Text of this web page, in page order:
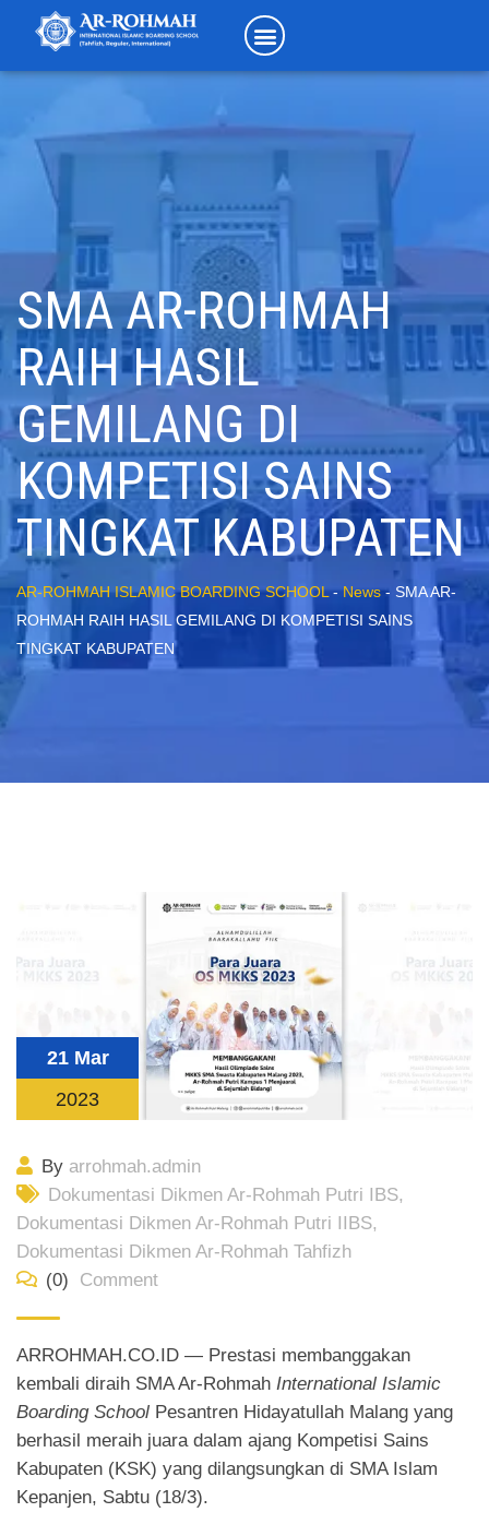
SMA AR-ROHMAH
RAIH HASIL
GEMILANG DI
KOMPETISI SAINS
TINGKAT KABUPATEN
AR-ROHMAH ISLAMIC BOARDING SCHOOL-News- SMA AR-
ROHMAH RAIH HASIL GEMILANG DI KOMPETISI SAINS
TINGKAT KABUPATEN
21 Mar
2023
By arrohmah.admin
Dokumentasi Dikmen Ar-Rohmah Putri IBS,
Dokumentasi Dikmen Ar-Rohmah Putri IIBS,
Dokumentasi Dikmen Ar-Rohmah Tahfizh
(0)
Comment
ARROHMAH.CO.ID — Prestasi membanggakan
kembali diraih SMA Ar-Rohmah International Islamic
Boarding School Pesantren Hidayatullah Malang yang
berhasil meraih juara dalam ajang Kompetisi Sains
Kabupaten (KSK) yang dilangsungkan di SMA Islam
Kepanjen, Sabtu (18/3).